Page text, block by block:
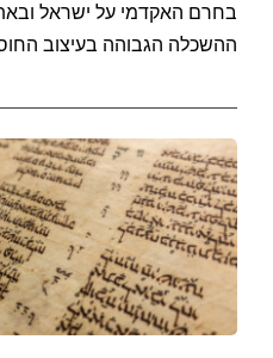
בחרם האקדמי על ישראל
ההשכלה הגבוהה בעיצוב